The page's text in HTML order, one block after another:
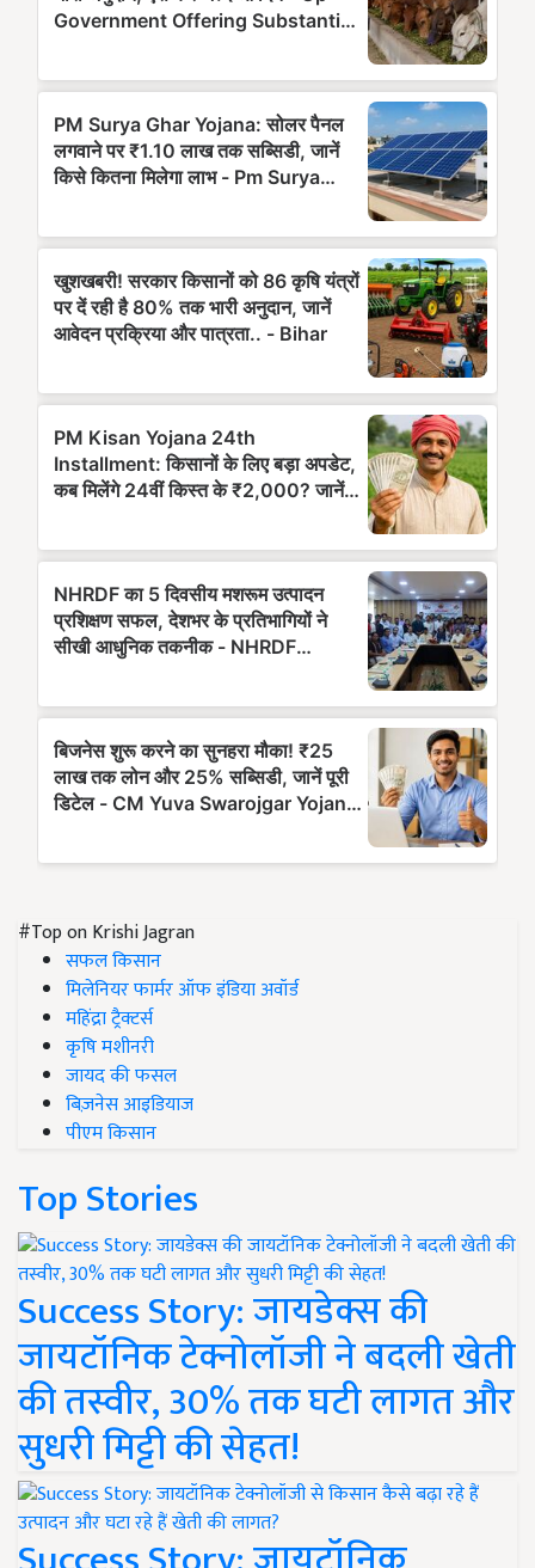
#Top on Krishi Jagran
सफल किसान
मिलेनियर फार्मर ऑफ इंडिया अवॉर्ड
महिंद्रा ट्रैक्टर्स
कृषि मशीनरी
जायद की फसल
बिज़नेस आइडियाज
पीएम किसान
Top Stories
Success Story: जायडेक्स की
जायटॉनिक टेक्नोलॉजी ने बदली खेती
की तस्वीर, 30% तक घटी लागत और
सुधरी मिट्टी की सेहत!